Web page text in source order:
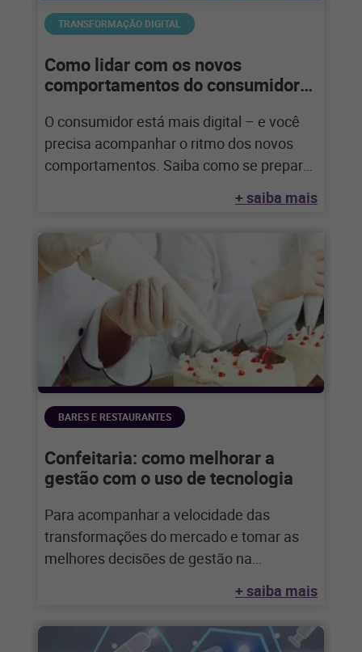
TRANSFORMAÇÃO DIGITAL
Como lidar com os novos
comportamentos do consumidor
O consumidor está mais digital – e você
precisa acompanhar o ritmo dos novos
comportamentos. Saiba como se preparar
+ saiba mais
BARES E RESTAURANTES
Confeitaria: como melhorar a
gestão com o uso de tecnologia
Para acompanhar a velocidade das
transformações do mercado e tomar as
melhores decisões de gestão na
+ saiba mais